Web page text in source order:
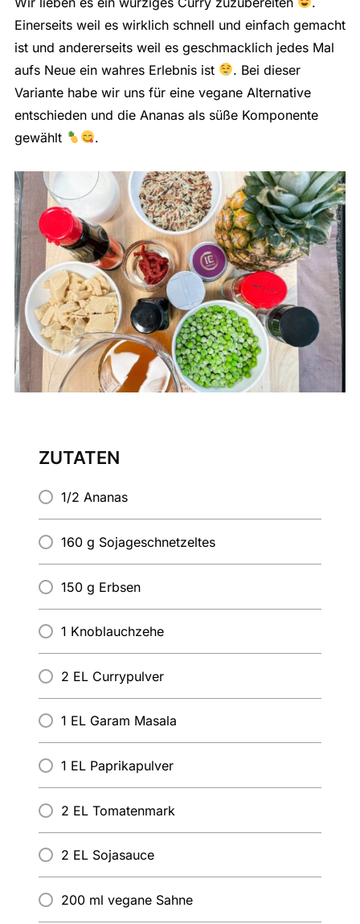
Einerseits weil es wirklich schnell und einfach gemacht
ist und andererseits weil es geschmacklich jedes Mal
aufs Neue ein wahres Erlebnis ist
. Bei dieser
Variante habe wir uns für eine vegane Alternative
entschieden und die Ananas als süße Komponente
gewählt
.
ZUTATEN
1/2 Ananas
160 g Sojageschnetzeltes
150 g Erbsen
1 Knoblauchzehe
2 EL Currypulver
1 EL Garam Masala
1 EL Paprikapulver
2 EL Tomatenmark
2 EL Sojasauce
200 ml vegane Sahne